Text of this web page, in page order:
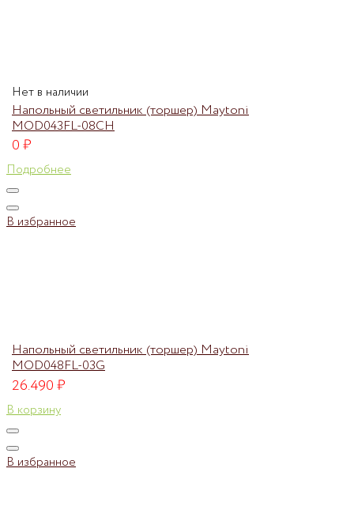
Нет в наличии
Напольный светильник (торшер) Maytoni
MOD043FL-08CH
0₽
Подробнее
В избранное
Напольный светильник (торшер) Maytoni
MOD048FL-03G
26.490₽
В корзину
В избранное